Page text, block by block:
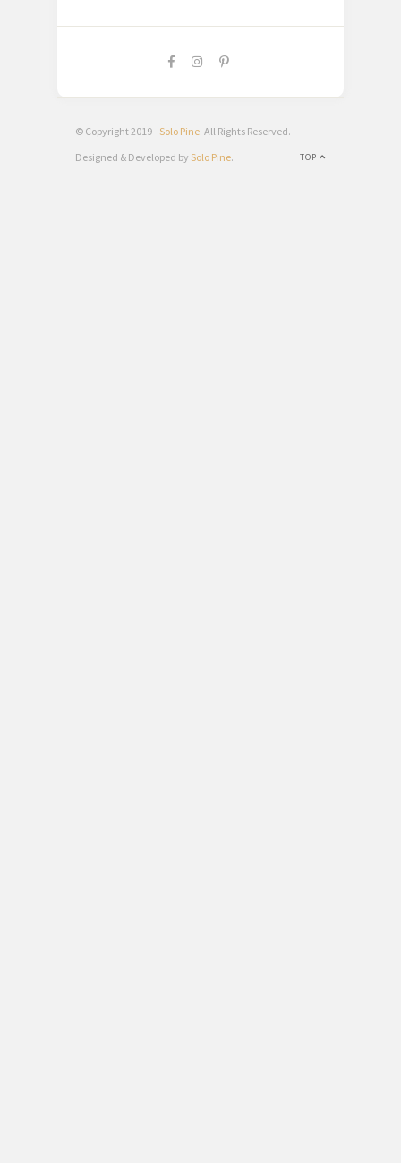
© Copyright 2019 - Solo Pine. All Rights Reserved.
TOP
Designed & Developed by Solo Pine.